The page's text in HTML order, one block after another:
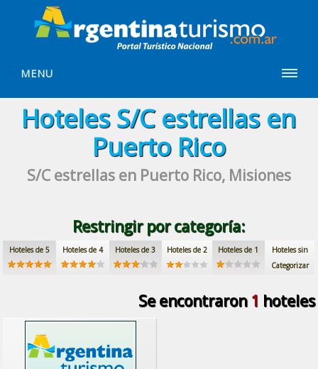
MENU
HotelesS/C estrellasen
Puerto Rico
S/C estrellasen Puerto Rico, Misiones
Restringir por categoría:
Hoteles de 5 Hoteles de 4 Hoteles de 3 Hoteles de 2 Hoteles de 1
Hoteles sin
Categorizar
Se encontraron 1 hoteles